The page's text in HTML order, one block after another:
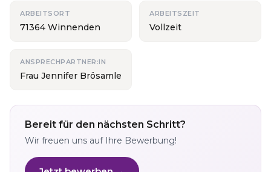
ARBEITSORT
71364 Winnenden
ARBEITSZEIT
Vollzeit
ANSPRECHPARTNER:IN
Frau Jennifer Brösamle
Bereit für den nächsten Schritt?
Wir freuen uns auf Ihre Bewerbung!